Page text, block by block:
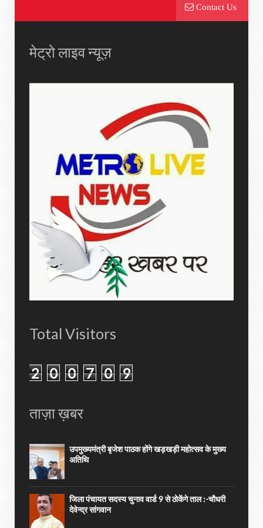
Contact Us
मेट्रो लाइव न्यूज़
Total Visitors
2 0 0 7 0 9
ताज़ा ख़बर
उपमुख्यमंत्री बृजेश पाठक होंगे खड़खड़ी महोत्सव के मुख्य
अतिथि
जिला पंचायत सदस्य चुनाव वार्ड 9 से ठोकेंगे ताल :-चौधरी
देवेन्द्र सांगवान